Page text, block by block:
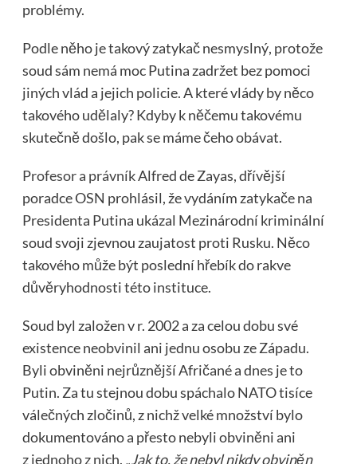
problémy.
Podle něho je takový zatykač nesmyslný, protože
soud sám nemá moc Putina zadržet bez pomoci
jiných vlád a jejich policie. A které vlády by něco
takového udělaly? Kdyby k něčemu takovému
skutečně došlo, pak se máme čeho obávat.
Profesor a právníkAlfred de Zayas, dřívější
poradce OSN prohlásil, že vydáním zatykače na
Presidenta Putina ukázal Mezinárodní kriminální
soud svoji zjevnou zaujatost proti Rusku. Něco
takového může být poslední hřebík do rakve
důvěryhodnosti této instituce.
Soud byl založen v r. 2002 a za celou dobu své
existence neobvinil ani jednu osobu ze Západu.
Byli obviněni nejrůznější Afričané a dnes je to
Putin. Za tu stejnou dobu spáchalo NATO tisíce
válečných zločinů, z nichž velké množství bylo
dokumentováno a přesto nebyli obviněni ani
z jednoho z nich. „Jak to, že nebyl nikdy obviněn